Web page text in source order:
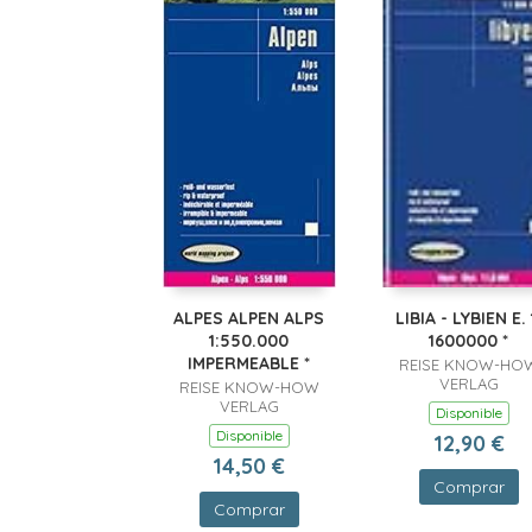
ALPES ALPEN ALPS
1:550.000
IMPERMEABLE *
REISE KNOW-HOW
VERLAG
Disponible
14,50 €
Comprar
LIBIA - LYBIEN E.
1600000 *
REISE KNOW-
VERLAG
Disponible
12,90 €
Comprar